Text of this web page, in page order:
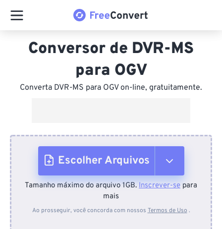
Conversor de DVR-MS
para OGV
Converta DVR-MS para OGV on-line, gratuitamente.
Escolher Arquivos
Do dispositivo
Tamanho máximo do arquivo 1GB. Inscrever-se para
mais
Ao prosseguir, você concorda com nossos Termos de Uso .